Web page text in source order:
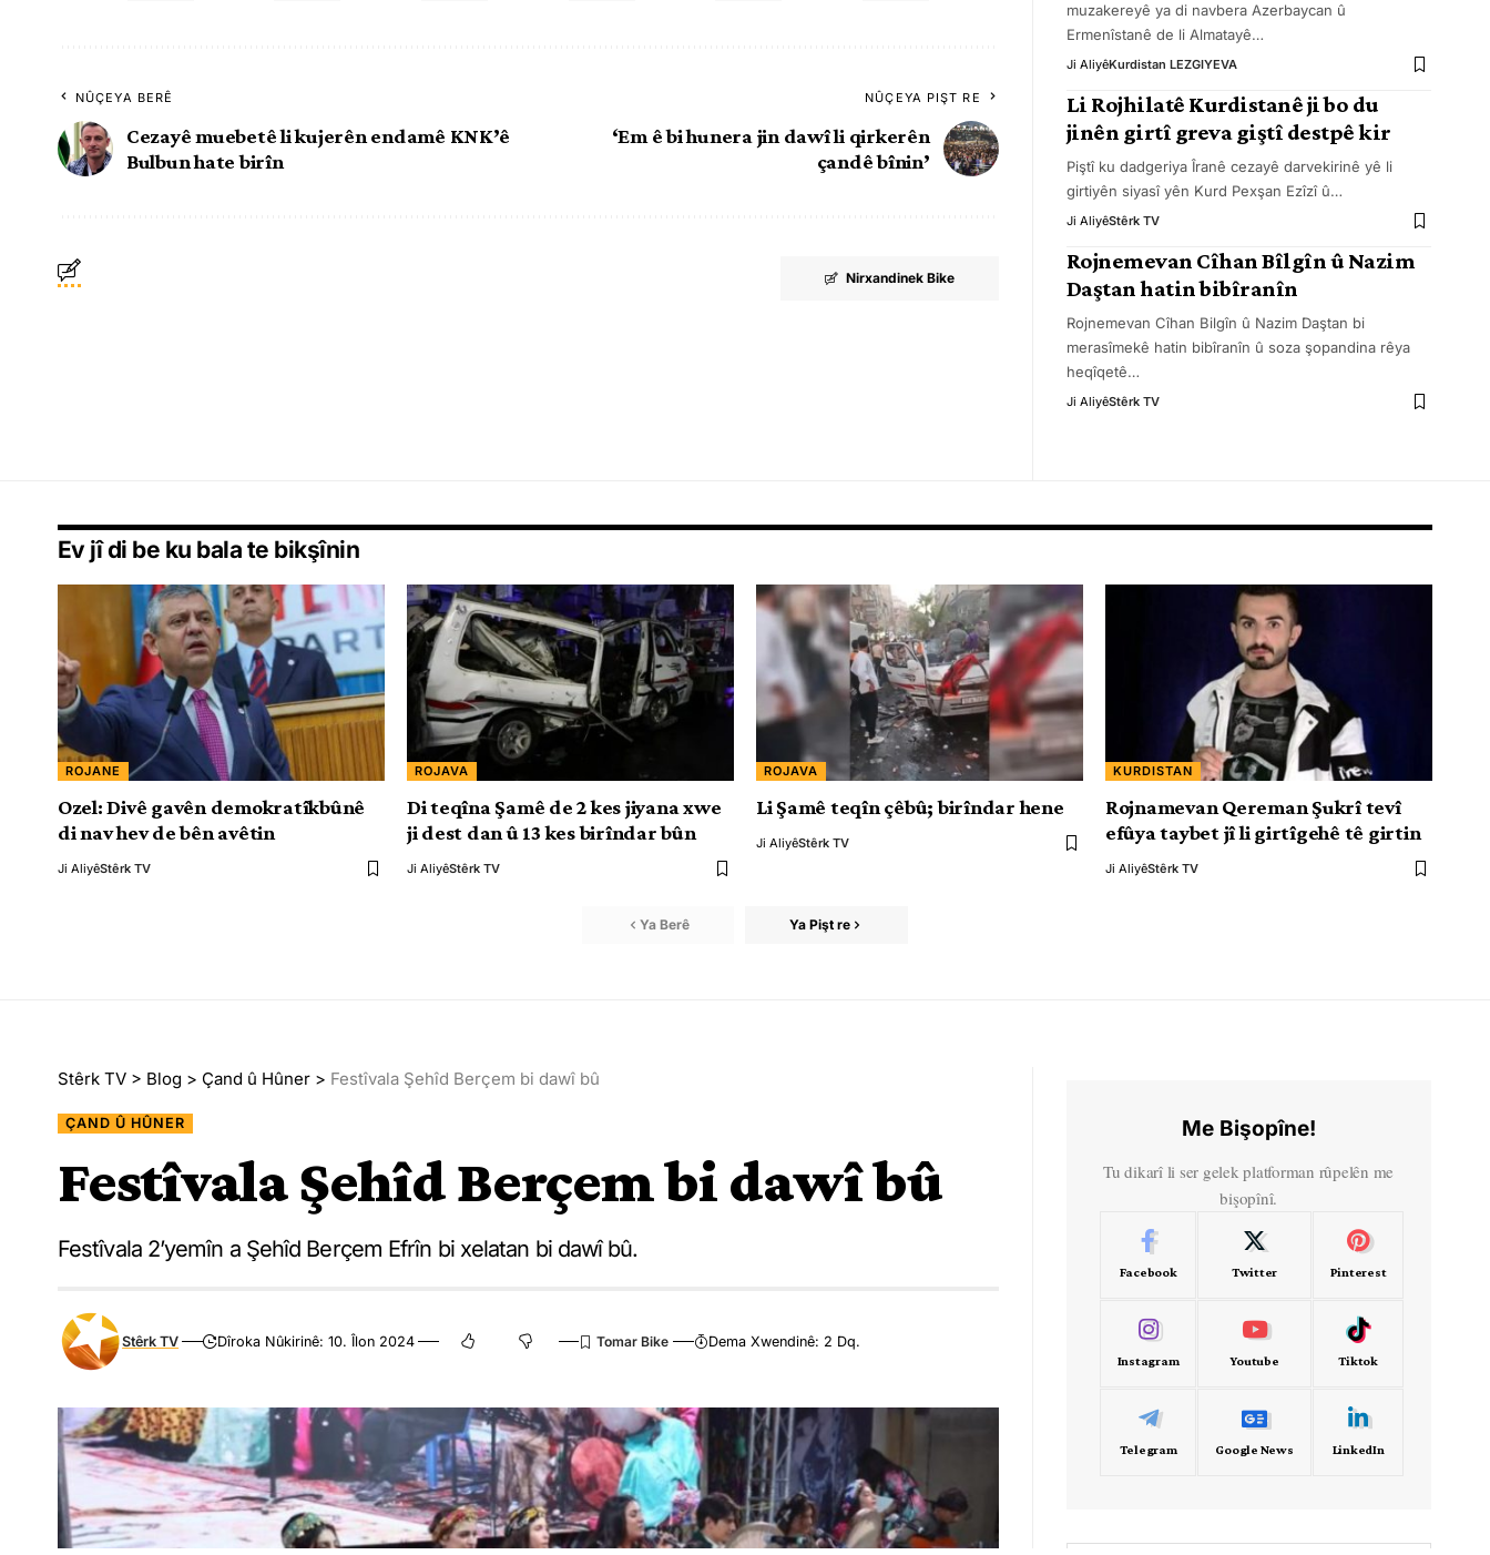
NÛÇEYA BERÊ
Cezayê muebetê li kujerên endamê KNK’ê
Bulbun hate birîn
NÛÇEYA PIŞT RE
‘Em ê bi hunera jin dawî li qirkerên
çandê bînin’
Nirxandinek Bike
muzakereyê ya di navbera Azerbaycan û
Ermenîstanê de li Almatayê…
Ji AliyêKurdistan LEZGIYEVA
Li Rojhilatê Kurdistanê ji bo du
jinên girtî greva giştî destpê kir
Piştî ku dadgeriya Îranê cezayê darvekirinê yê li
girtiyên siyasî yên Kurd Pexşan Ezîzî û…
Ji AliyêStêrk TV
Rojnemevan Cîhan Bîlgîn û Nazim
Daştan hatin bibîranîn
Rojnemevan Cîhan Bilgîn û Nazim Daştan bi
merasîmekê hatin bibîranîn û soza şopandina rêya
heqîqetê…
Ji AliyêStêrk TV
Ev jî di be ku bala te bikşînin
ROJANE
Ozel: Divê gavên demokratîkbûnê
di nav hev de bên avêtin
Ji AliyêStêrk TV
ROJAVA
Di teqîna Şamê de 2 kes jiyana xwe
ji dest dan û 13 kes birîndar bûn
Ji AliyêStêrk TV
ROJAVA
Li Şamê teqîn çêbû; birîndar hene
Ji AliyêStêrk TV
KURDISTAN
Rojnamevan Qereman Şukrî tevî
efûya taybet jî li girtîgehê tê girtin
Ji AliyêStêrk TV
Ya Berê Ya Pişt re
Stêrk TV > Blog > Çand û Hûner > Festîvala Şehîd Berçem bi dawî bû
ÇAND Û HÛNER
Festîvala Şehîd Berçem bi dawî bû
Festîvala 2’yemîn a Şehîd Berçem Efrîn bi xelatan bi dawî bû.
Stêrk TV Dîroka Nûkirinê: 10. Îlon 2024 Dema Xwendinê: 2 Dq.
Me Bişopîne!
Tu dikarî li ser gelek platforman rûpelên me
bişopînî.
Facebook Twitter Pinterest
Instagram Youtube Tiktok
Telegram Google News LinkedIn